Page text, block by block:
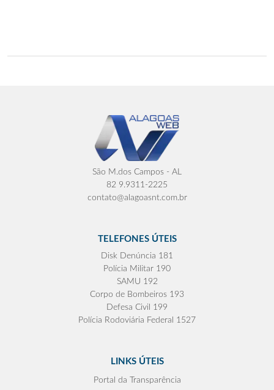
São M.dos Campos - AL
82 9.9311-2225
contato@alagoasnt.com.br
TELEFONES ÚTEIS
Disk Denúncia 181
Polícia Militar 190
SAMU 192
Corpo de Bombeiros 193
Defesa Civil 199
Polícia Rodoviária Federal 1527
LINKS ÚTEIS
Portal da Transparência